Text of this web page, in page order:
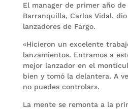
El manager de primer año de
Barranquilla, Carlos Vidal,
lanzadores de Fargo.
«Hicieron un excelente
lanzamientos. Entramos a
mejor lanzador en el
bien y tomó la delantera. A
no puedes controlar».
La mente se remonta a la